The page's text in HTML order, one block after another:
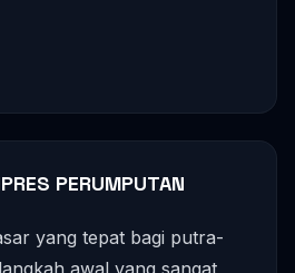
PERUMPUTAN
yang tepat bagi putra-
awal yang sangat